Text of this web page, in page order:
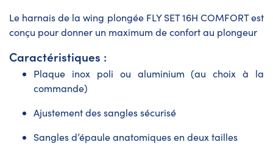
Le harnais de la wing plongée FLY SET 16H COMFORT est
conçu pour donner un maximum de confort au plongeur
Caractéristiques :
Plaque inox poli ou aluminium (au choix à la
commande)
Ajustement des sangles sécurisé
Sangles d’épaule anatomiques en deux tailles